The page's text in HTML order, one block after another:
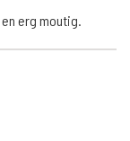
erg moutig.